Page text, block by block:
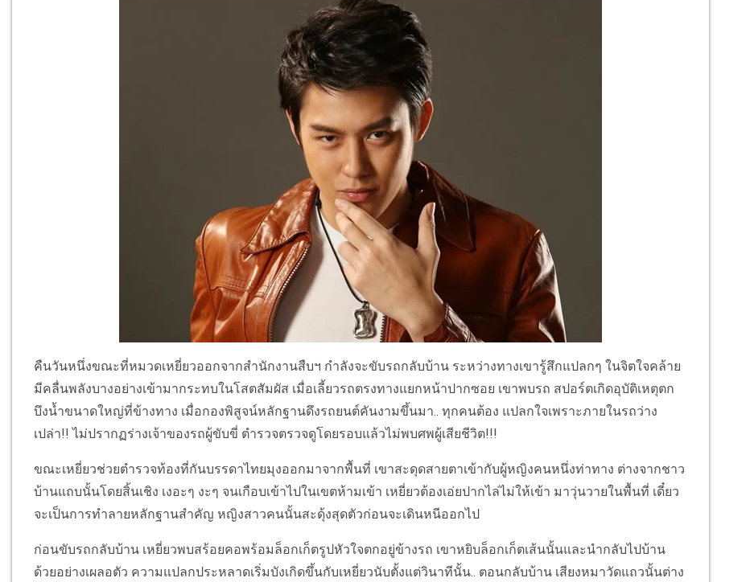
คืนวันหนึ่งขณะที่หมวดเหยี่ยวออกจากสำนักงานสืบฯ กำลังจะขับรถกลับบ้าน ระหว่างทางเขารู้สึกแปลกๆ ในจิตใจคล้าย
มีคลื่นพลังบางอย่างเข้ามากระทบในโสตสัมผัส เมื่อเลี้ยวรถตรงทางแยกหน้าปากซอย เขาพบรถ สปอร์ตเกิดอุบัติเหตุตก
บึงน้ำขนาดใหญ่ที่ข้างทาง เมื่อกองพิสูจน์หลักฐานดึงรถยนต์คันงามขึ้นมา.. ทุกคนต้อง แปลกใจเพราะภายในรถว่าง
เปล่า!! ไม่ปรากฏร่างเจ้าของรถผู้ขับขี่ ตำรวจตรวจดูโดยรอบแล้วไม่พบศพผู้เสียชีวิต!!!
ขณะเหยี่ยวช่วยตำรวจท้องที่กันบรรดาไทยมุงออกมาจากพื้นที่ เขาสะดุดสายตาเข้ากับผู้หญิงคนหนึ่งท่าทาง ต่างจากชาว
บ้านแถบนั้นโดยสิ้นเชิง เงอะๆ งะๆ จนเกือบเข้าไปในเขตห้ามเข้า เหยี่ยวต้องเอ่ยปากไล่ไม่ให้เข้า มาวุ่นวายในพื้นที่ เดี๋ยว
จะเป็นการทำลายหลักฐานสำคัญ หญิงสาวคนนั้นสะดุ้งสุดตัวก่อนจะเดินหนีออกไป
ก่อนขับรถกลับบ้าน เหยี่ยวพบสร้อยคอพร้อมล็อกเก็ตรูปหัวใจตกอยู่ข้างรถ เขาหยิบล็อกเก็ตเส้นนั้นและนำกลับไปบ้าน
ด้วยอย่างเผลอตัว ความแปลกประหลาดเริ่มบังเกิดขึ้นกับเหยี่ยวนับตั้งแต่วินาทีนั้น.. ตอนกลับบ้าน เสียงหมาวัดแถวนั้นต่าง